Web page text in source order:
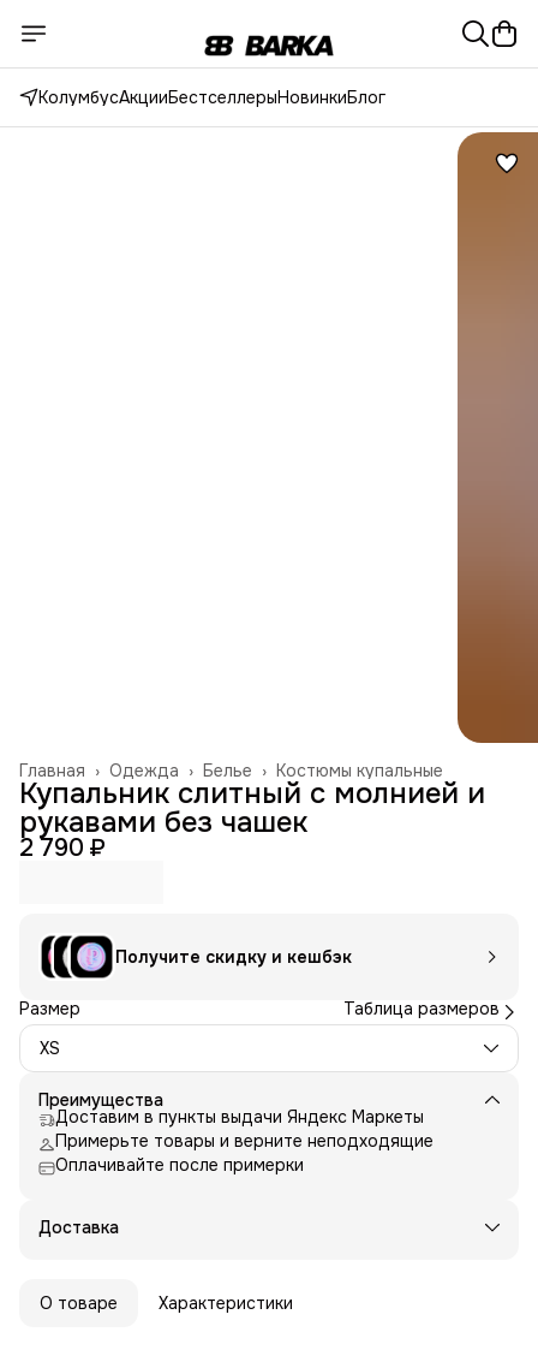
КолумбусАкцииБестселлерыНовинкиБлог
Костюмы купальные
Белье ›
Одежда ›
Главная ›
Купальник слитный с молнией и
рукавами без чашек
2 790 ₽
Получите скидку и кешбэк
Размер
Таблица размеров
XS
Преимущества
Доставим в пункты выдачи Яндекс Маркеты
Примерьте товары и верните неподходящие
Оплачивайте после примерки
Доставка
О товаре Характеристики